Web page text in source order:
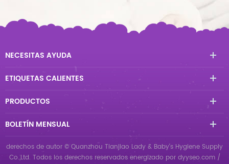
NECESITAS AYUDA
ETIQUETAS CALIENTES
PRODUCTOS
BOLETÍN MENSUAL
derechos de autor © Quanzhou Tianjiao Lady & Baby's Hygiene Supply
Co.,Ltd. Todos los derechos reservados energizado por dyyseo.com /